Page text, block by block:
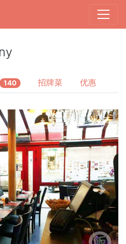
140 招牌菜 优惠
Next